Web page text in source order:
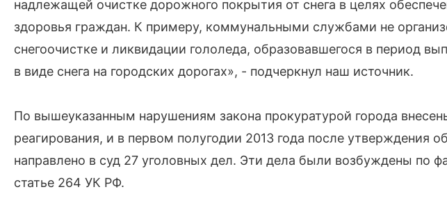
надлежащей очистке дорожного покрытия от снега в целях
здоровья граждан. К примеру, коммунальными службами не
снегоочистке и ликвидации гололеда, образовавшегося в период
в виде снега на городских дорогах», - подчеркнул наш источник.
По вышеуказанным нарушениям закона прокуратурой города
реагирования, и в первом полугодии 2013 года после утверждения
направлено в суд 27 уголовных дел. Эти дела были возбуждены по
статье 264 УК РФ.